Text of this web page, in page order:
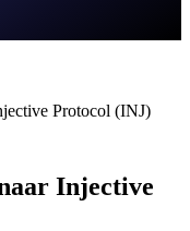
Protocol (INJ)
Injective